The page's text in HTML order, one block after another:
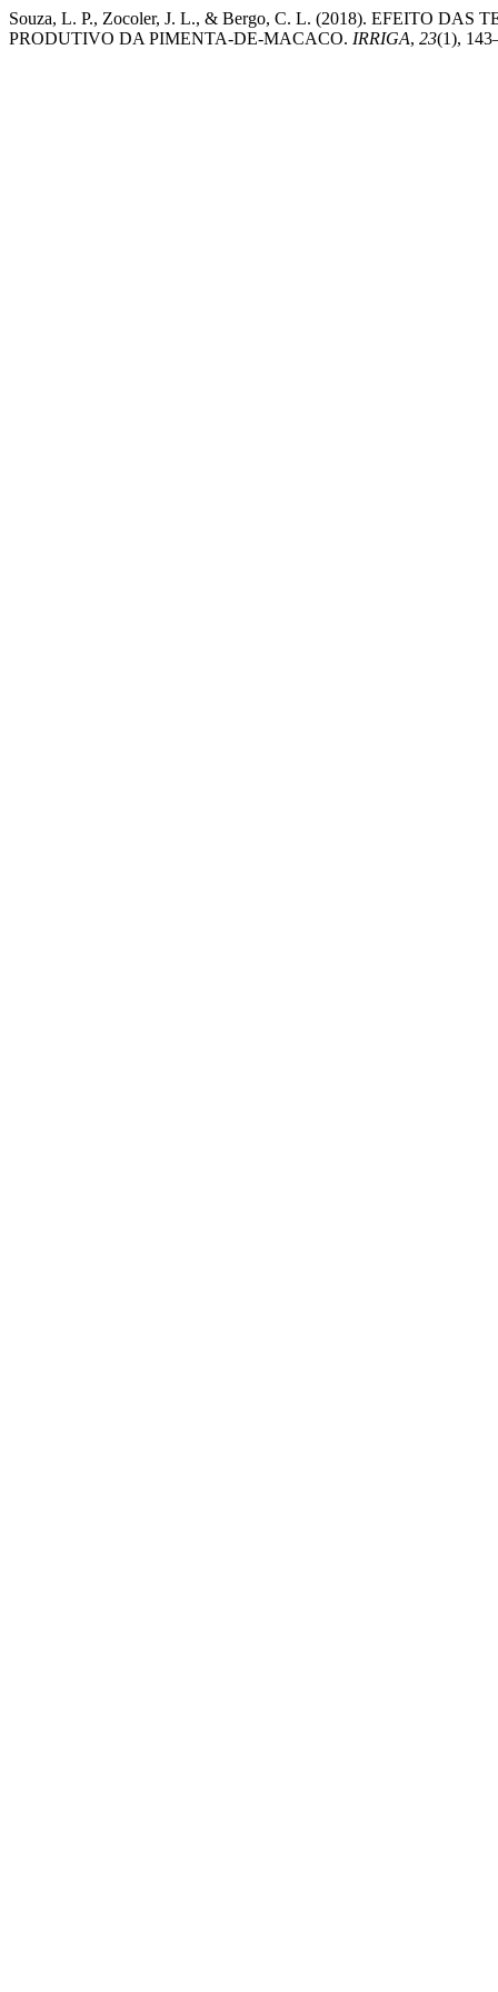
Souza, L. P., Zocoler, J. L., & Bergo, C. L. (2018). EFEITO
PRODUTIVO DA PIMENTA-DE-MACACO. IRRIGA, 23(1),